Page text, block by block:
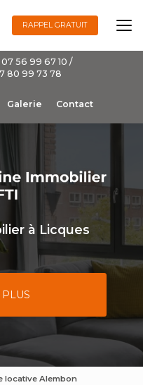
07 56 99 67 10 /
80 99 73 78
Galerie Contact
RAPPEL GRATUIT
à Licques
locative Alembon